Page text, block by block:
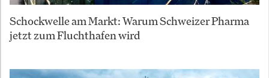
Schockwelle am Markt: Warum Schweizer Pharma
jetzt zum Fluchthafen wird